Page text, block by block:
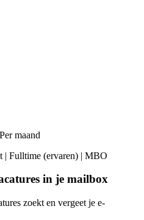
maand
| Fulltime (ervaren) | MBO
in je mailbox
zoekt en vergeet je e-